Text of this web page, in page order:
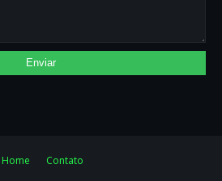
Home Contato